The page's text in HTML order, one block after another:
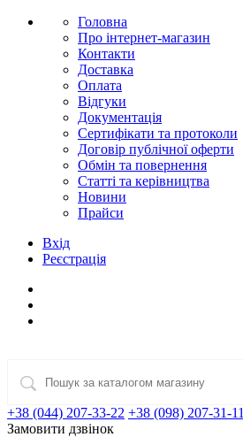
Головна
Про інтернет-магазин
Контакти
Доставка
Оплата
Відгуки
Документація
Сертифікати та протоколи
Договір публічної оферти
Обмін та повернення
Статті та керівництва
Новини
Прайси
Вхід
Реєстрація
+38 (044) 207-33-22 +38 (098) 207-31-11
Замовити дзвінок